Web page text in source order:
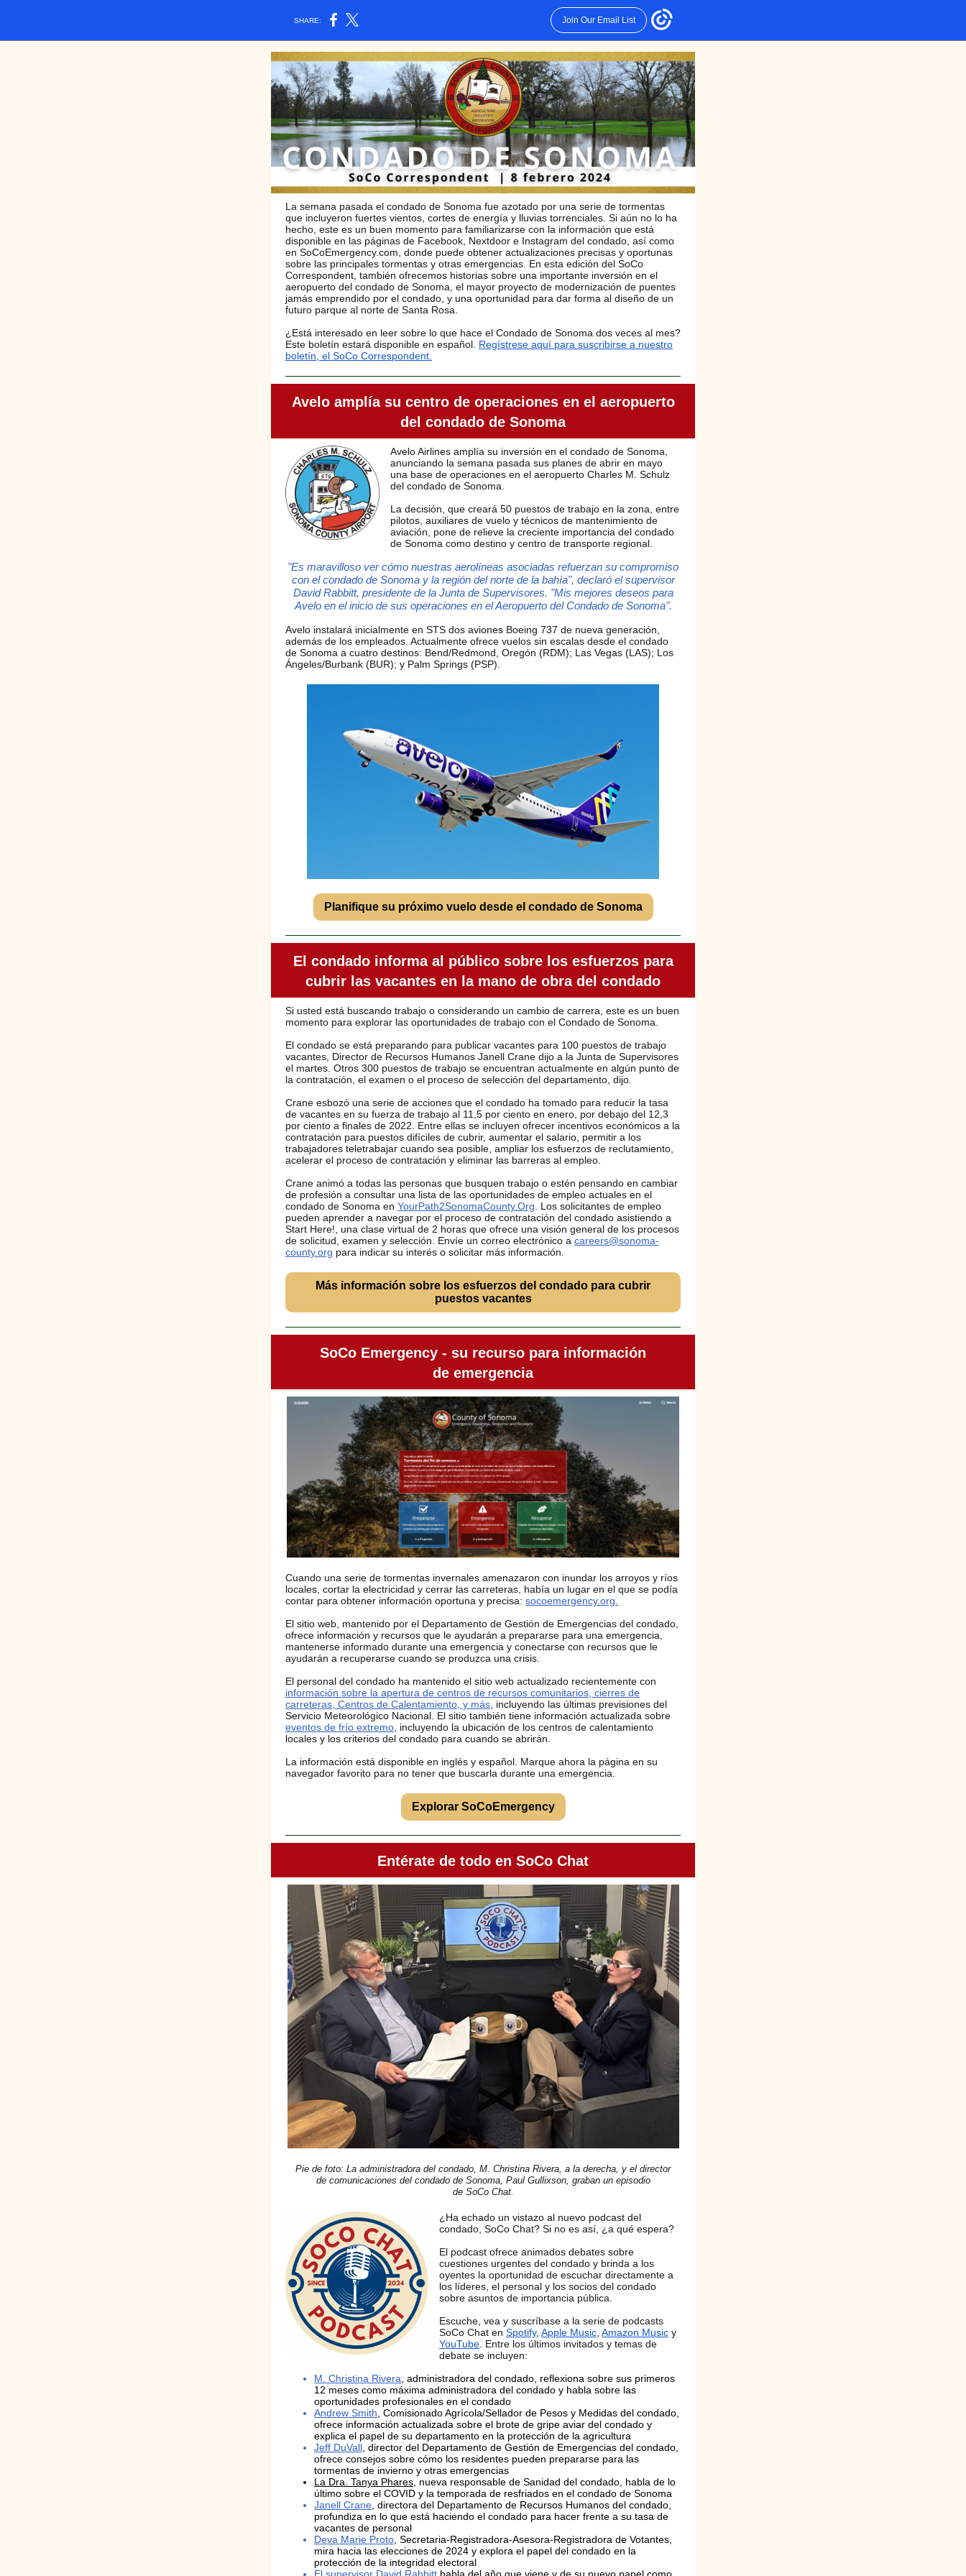
SHARE: Join Our Email List
La semana pasada el condado de Sonoma fue azotado por una serie de tormentas
que incluyeron fuertes vientos, cortes de energía y lluvias torrenciales. Si aún no lo ha
hecho, este es un buen momento para familiarizarse con la información que está
disponible en las páginas de Facebook, Nextdoor e Instagram del condado, así como
en SoCoEmergency.com, donde puede obtener actualizaciones precisas y oportunas
sobre las principales tormentas y otras emergencias. En esta edición del SoCo
Correspondent, también ofrecemos historias sobre una importante inversión en el
aeropuerto del condado de Sonoma, el mayor proyecto de modernización de puentes
jamás emprendido por el condado, y una oportunidad para dar forma al diseño de un
futuro parque al norte de Santa Rosa.
¿Está interesado en leer sobre lo que hace el Condado de Sonoma dos veces al mes?
Este boletín estará disponible en español Regístrese aquí para suscribirse a nuestro
boletín, el SoCo Correspondent.
Avelo amplía su centro de operaciones en el aeropuerto
del condado de Sonoma
Avelo Airlines amplía su inversión en el condado de Sonoma,
anunciando la semana pasada sus planes de abrir en mayo
una base de operaciones en el aeropuerto Charles M. Schulz
del condado de Sonoma.
La decisión, que creará 50 puestos de trabajo en la zona, entre
pilotos, auxiliares de vuelo y técnicos de mantenimiento de
aviación, pone de relieve la creciente importancia del condado
de Sonoma como destino y centro de transporte regional.
"Es maravilloso ver cómo nuestras aerolíneas asociadas refuerzan su compromiso
con el condado de Sonoma y la región del norte de la bahía", declaró el supervisor
David Rabbitt, presidente de la Junta de Supervisores. "Mis mejores deseos para
Avelo en el inicio de sus operaciones en el Aeropuerto del Condado de Sonoma".
Avelo instalará inicialmente en STS dos aviones Boeing 737 de nueva generación,
además de los empleados. Actualmente ofrece vuelos sin escalas desde el condado
de Sonoma a cuatro destinos: Bend/Redmond, Oregón (RDM); Las Vegas (LAS); Los
Ángeles/Burbank (BUR); y Palm Springs (PSP).
Planifique su próximo vuelo desde el condado de Sonoma
El condado informa al público sobre los esfuerzos para
cubrir las vacantes en la mano de obra del condado
Si usted está buscando trabajo o considerando un cambio de carrera, este es un buen
momento para explorar las oportunidades de trabajo con el Condado de Sonoma.
El condado se está preparando para publicar vacantes para 100 puestos de trabajo
vacantes, Director de Recursos Humanos Janell Crane dijo a la Junta de Supervisores
el martes. Otros 300 puestos de trabajo se encuentran actualmente en algún punto de
la contratación, el examen o el proceso de selección del departamento, dijo.
Crane esbozó una serie de acciones que el condado ha tomado para reducir la tasa
de vacantes en su fuerza de trabajo al 11,5 por ciento en enero, por debajo del 12,3
por ciento a finales de 2022. Entre ellas se incluyen ofrecer incentivos económicos a la
contratación para puestos difíciles de cubrir, aumentar el salario, permitir a los
trabajadores teletrabajar cuando sea posible, ampliar los esfuerzos de reclutamiento,
acelerar el proceso de contratación y eliminar las barreras al empleo.
Crane animó a todas las personas que busquen trabajo o estén pensando en cambiar
de profesión a consultar una lista de las oportunidades de empleo actuales en el
condado de Sonoma en YourPath2SonomaCounty.Org . Los solicitantes de empleo
pueden aprender a navegar por el proceso de contratación del condado asistiendo a
Start Here!, una clase virtual de 2 horas que ofrece una visión general de los procesos
de solicitud, examen y selección. Envíe un correo electrónico a careers@sonoma-
county.org para indicar su interés o solicitar más información.
Más información sobre los esfuerzos del condado para cubrir
puestos vacantes
SoCo Emergency - su recurso para información
de emergencia
Cuando una serie de tormentas invernales amenazaron con inundar los arroyos y ríos
locales, cortar la electricidad y cerrar las carreteras, había un lugar en el que se podía
contar para obtener información oportuna y precisa: socoemergency.org.
El sitio web, mantenido por el Departamento de Gestión de Emergencias del condado,
ofrece información y recursos que le ayudarán a prepararse para una emergencia,
mantenerse informado durante una emergencia y conectarse con recursos que le
ayudarán a recuperarse cuando se produzca una crisis.
El personal del condado ha mantenido el sitio web actualizado recientemente con
información sobre la apertura de centros de recursos comunitarios, cierres de
carreteras, Centros de Calentamiento, y más , incluyendo las últimas previsiones del
Servicio Meteorológico Nacional. El sitio también tiene información actualizada sobre
eventos de frío extremo , incluyendo la ubicación de los centros de calentamiento
locales y los criterios del condado para cuando se abrirán.
La información está disponible en inglés y español. Marque ahora la página en su
navegador favorito para no tener que buscarla durante una emergencia.
Explorar SoCoEmergency
Entérate de todo en SoCo Chat
Pie de foto: La administradora del condado, M. Christina Rivera, a la derecha, y el director
de comunicaciones del condado de Sonoma, Paul Gullixson, graban un episodio
de SoCo Chat.
¿Ha echado un vistazo al nuevo podcast del
condado, SoCo Chat? Si no es así, ¿a qué espera?
El podcast ofrece animados debates sobre
cuestiones urgentes del condado y brinda a los
oyentes la oportunidad de escuchar directamente a
los líderes, el personal y los socios del condado
sobre asuntos de importancia pública.
Escuche, vea y suscríbase a la serie de podcasts
SoCo Chat en Spotify, Apple Music Amazon Music y
YouTube . Entre los últimos invitados y temas de
debate se incluyen:
M. Christina Rivera , administradora del condado, reflexiona sobre sus primeros
12 meses como máxima administradora del condado y habla sobre las
oportunidades profesionales en el condado
Andrew Smith , Comisionado Agrícola/Sellador de Pesos y Medidas del condado,
ofrece información actualizada sobre el brote de gripe aviar del condado y
explica el papel de su departamento en la protección de la agricultura
Jeff DuVall , director del Departamento de Gestión de Emergencias del condado,
ofrece consejos sobre cómo los residentes pueden prepararse para las
tormentas de invierno y otras emergencias
La Dra. Tanya Phares , nueva responsable de Sanidad del condado, habla de lo
último sobre el COVID y la temporada de resfriados en el condado de Sonoma
Janell Crane , directora del Departamento de Recursos Humanos del condado,
profundiza en lo que está haciendo el condado para hacer frente a su tasa de
vacantes de personal
Deva Marie Proto , Secretaria-Registradora-Asesora-Registradora de Votantes,
mira hacia las elecciones de 2024 y explora el papel del condado en la
protección de la integridad electoral